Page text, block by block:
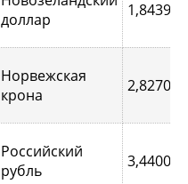
доллар
1,8439
Норвежская
крона
2,8270
Российский
рубль
3,4400